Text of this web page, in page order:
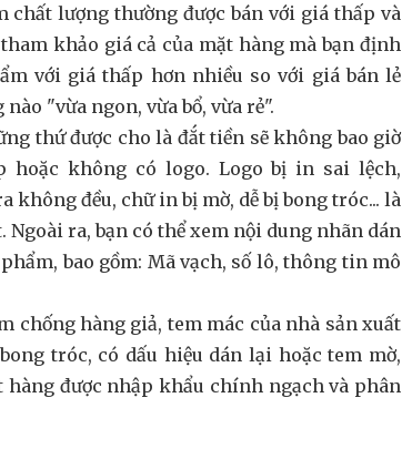
chất lượng thường được bán với giá thấp và
khảo giá cả của mặt hàng mà bạn định
với giá thấp hơn nhiều so với giá bán lẻ
"vừa ngon, vừa bổ, vừa rẻ".
thứ được cho là đắt tiền sẽ không bao giờ
hoặc không có logo. Logo bị in sai lệch,
không đều, chữ in bị mờ, dễ bị bong tróc... là
Ngoài ra, bạn có thể xem nội dung nhãn dán
bao gồm: Mã vạch, số lô, thông tin mô
chống hàng giả, tem mác của nhà sản xuất
tróc, có dấu hiệu dán lại hoặc tem mờ,
hàng được nhập khẩu chính ngạch và phân